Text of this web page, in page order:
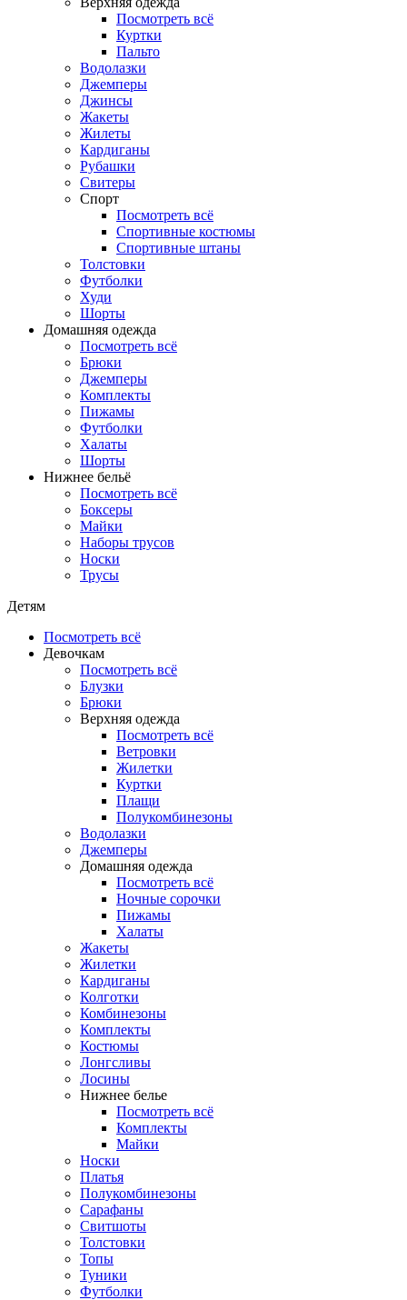
Посмотреть всё
Куртки
Пальто
Водолазки
Джемперы
Джинсы
Жакеты
Жилеты
Кардиганы
Рубашки
Свитеры
Спорт
Посмотреть всё
Спортивные костюмы
Спортивные штаны
Толстовки
Футболки
Худи
Шорты
Домашняя одежда
Посмотреть всё
Брюки
Джемперы
Комплекты
Пижамы
Футболки
Халаты
Шорты
Нижнее бельё
Посмотреть всё
Боксеры
Майки
Наборы трусов
Носки
Трусы
Детям
Посмотреть всё
Девочкам
Посмотреть всё
Блузки
Брюки
Верхняя одежда
Посмотреть всё
Ветровки
Жилетки
Куртки
Плащи
Полукомбинезоны
Водолазки
Джемперы
Домашняя одежда
Посмотреть всё
Ночные сорочки
Пижамы
Халаты
Жакеты
Жилетки
Кардиганы
Колготки
Комбинезоны
Комплекты
Костюмы
Лонгсливы
Лосины
Нижнее белье
Посмотреть всё
Комплекты
Майки
Носки
Платья
Полукомбинезоны
Сарафаны
Свитшоты
Толстовки
Топы
Туники
Футболки